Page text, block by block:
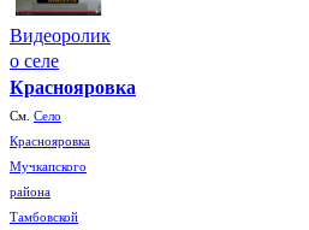
Видеоролик
о селе
Краснояровка
См. Село
Краснояровка
Мучкапского
района
Тамбовской